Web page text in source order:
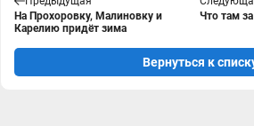
На Прохоровку, Малиновку и
Карелию придёт зима
Что там
Вернуться к